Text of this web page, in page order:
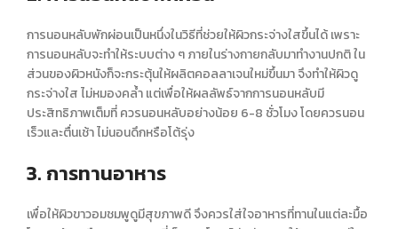
การนอนหลับพักผ่อนเป็นหนึ่งในวิธีที่ช่วยให้ผิวกระจ่างใสขึ้นได้ เพราะ
การนอนหลับจะทำให้ระบบต่าง ๆ ภายในร่างกายกลับมาทำงานปกติ ใน
ส่วนของผิวหนังก็จะกระตุ้นให้ผลิตคอลลาเจนใหม่ขึ้นมา จึงทำให้ผิวดู
กระจ่างใส ไม่หมองคล้ำ แต่เพื่อให้ผลลัพธ์จากการนอนหลับมี
ประสิทธิภาพเต็มที่ ควรนอนหลับอย่างน้อย 6-8 ชั่วโมง โดยควรนอน
เร็วและตื่นเช้า ไม่นอนดึกหรือโต้รุ่ง
3. การทานอาหาร
เพื่อให้ผิวขาวอมชมพูดูมีสุขภาพดี จึงควรใส่ใจอาหารที่ทานในแต่ละมื้อ